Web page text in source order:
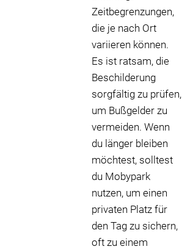
Zeitbegrenzungen,
die je nach Ort
variieren können.
Es ist ratsam, die
Beschilderung
sorgfältig zu prüfen,
um Bußgelder zu
vermeiden. Wenn
du länger bleiben
möchtest, solltest
du Mobypark
nutzen, um einen
privaten Platz für
den Tag zu sichern,
oft zu einem